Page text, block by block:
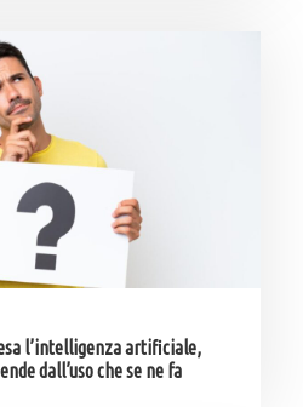
l’intelligenza artificiale,
dall’uso che se ne fa